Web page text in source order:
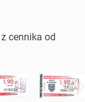
cennika od